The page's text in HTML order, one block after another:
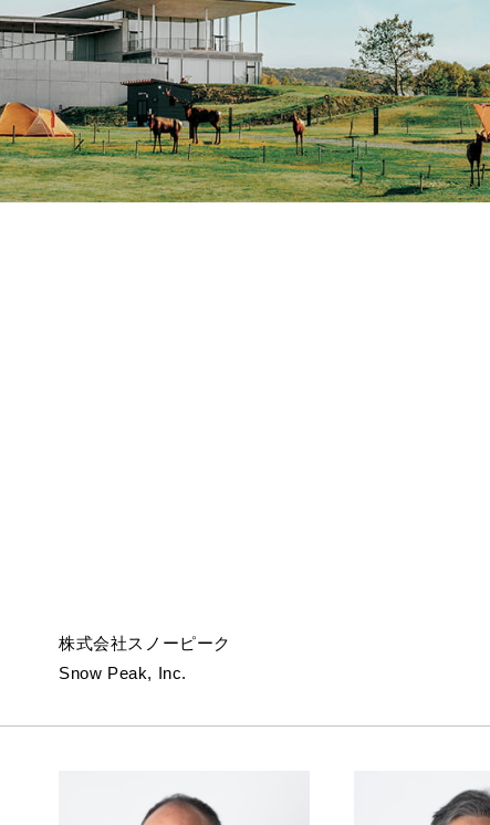
株式会社スノーピーク
Snow Peak, Inc.